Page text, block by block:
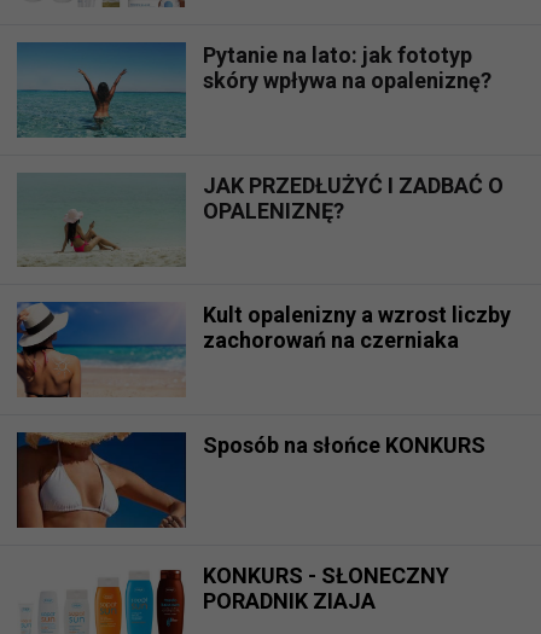
Pytanie na lato: jak fototyp
skóry wpływa na opaleniznę?
JAK PRZEDŁUŻYĆ I ZADBAĆ O
OPALENIZNĘ?
Kult opalenizny a wzrost liczby
zachorowań na czerniaka
Sposób na słońce KONKURS
KONKURS - SŁONECZNY
PORADNIK ZIAJA